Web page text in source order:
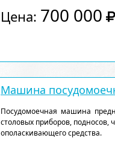
Цена: 700 000
Машина
Посудомоечная машина
столовых приборов,
ополаскивающего средства.